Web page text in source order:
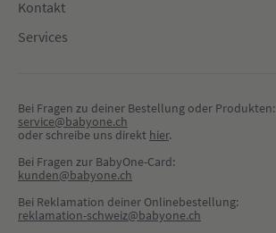
Kontakt
Services
Bei Fragen zu deiner Bestellung oder Produkten:
service@babyone.ch
oder schreibe uns direkt hier.
Bei Fragen zur BabyOne-Card:
kunden@babyone.ch
Bei Reklamation deiner Onlinebestellung:
reklamation-schweiz@babyone.ch